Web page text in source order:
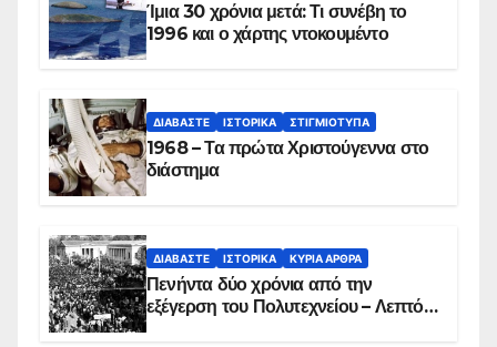
Ίμια 30 χρόνια μετά: Τι συνέβη το
1996 και ο χάρτης ντοκουμέντο
ΔΙΑΒΆΣΤΕ ΙΣΤΟΡΙΚΆ ΣΤΙΓΜΙΌΤΥΠΑ
1968 – Τα πρώτα Χριστούγεννα στο
διάστημα
ΔΙΑΒΆΣΤΕ ΙΣΤΟΡΙΚΆ ΚΥΡΙΑ ΑΡΘΡΑ
Πενήντα δύο χρόνια από την
εξέγερση του Πολυτεχνείου – Λεπτό